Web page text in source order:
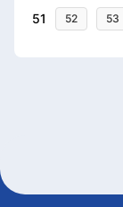
51 52 53